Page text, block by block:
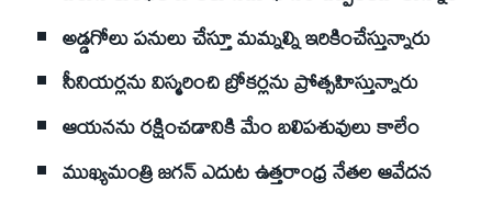
అడ్డగోలు పనులు చేస్తూ మమ్నల్ని ఇరికించేస్తున్నారు
సీనియర్లను విస్మరించి బ్రోకర్లను ప్రోత్సహిస్తున్నారు
ఆయనను రక్షించడానికి మేం బలిపశువులు కాలేం
ముఖ్యమంత్రి జగన్‌ ఎదుట ఉత్తరాంధ్ర నేతల ఆవేదన